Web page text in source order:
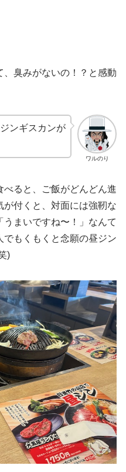
臭みがないの！？と感動
ワルのり
ンギスカンが
ると、ご飯がどんどん進
が付くと、対面には強靭な
まいですね〜！」なんて
もくもくと念願の昼ジン
)